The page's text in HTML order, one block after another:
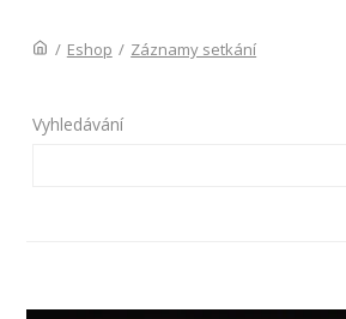
/ Eshop / Záznamy setkání
Vyhledávání